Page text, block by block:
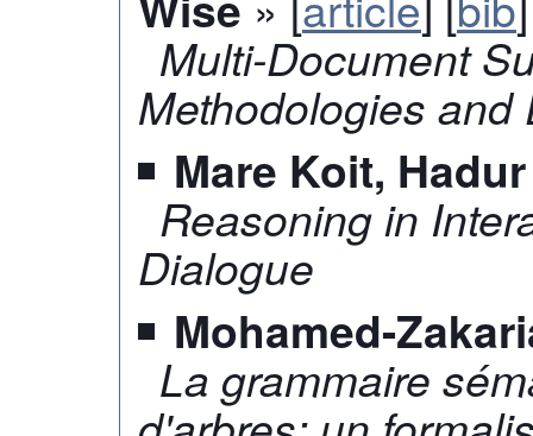
Multi-Document
Methodologies and
Mare Koit,
Reasoning in
Dialogue
Mohamed-
La grammaire